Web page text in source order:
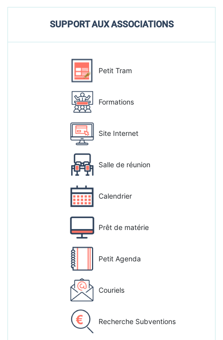
SUPPORT AUX ASSOCIATIONS
Petit Tram
Formations
Site Internet
Salle de réunion
Calendrier
Prêt de matérie
Petit Agenda
Couriels
Recherche Subventions